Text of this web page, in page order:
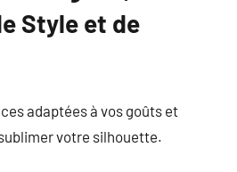
Style et de
adaptées à vos goûts et
votre silhouette.